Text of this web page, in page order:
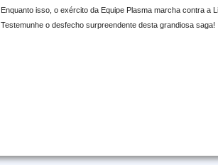
Enquanto isso, o exército da Equipe Plasma marcha contra a
Testemunhe o desfecho surpreendente desta grandiosa saga!